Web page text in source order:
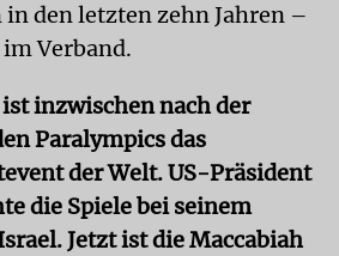
in den letzten zehn Jahren –
Verband.
inzwischen nach der
Paralympics das
der Welt. US-Präsident
die Spiele bei seinem
Jetzt ist die Maccabiah